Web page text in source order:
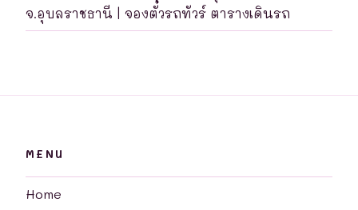
จ.อุบลราชธานี | จองตั๋วรถทัวร์ ตารางเดินรถ
MENU
Home